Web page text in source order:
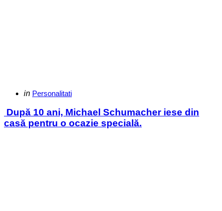
Categories
Posted
in Personalitati
După 10 ani, Michael Schumacher iese din
casă pentru o ocazie specială.